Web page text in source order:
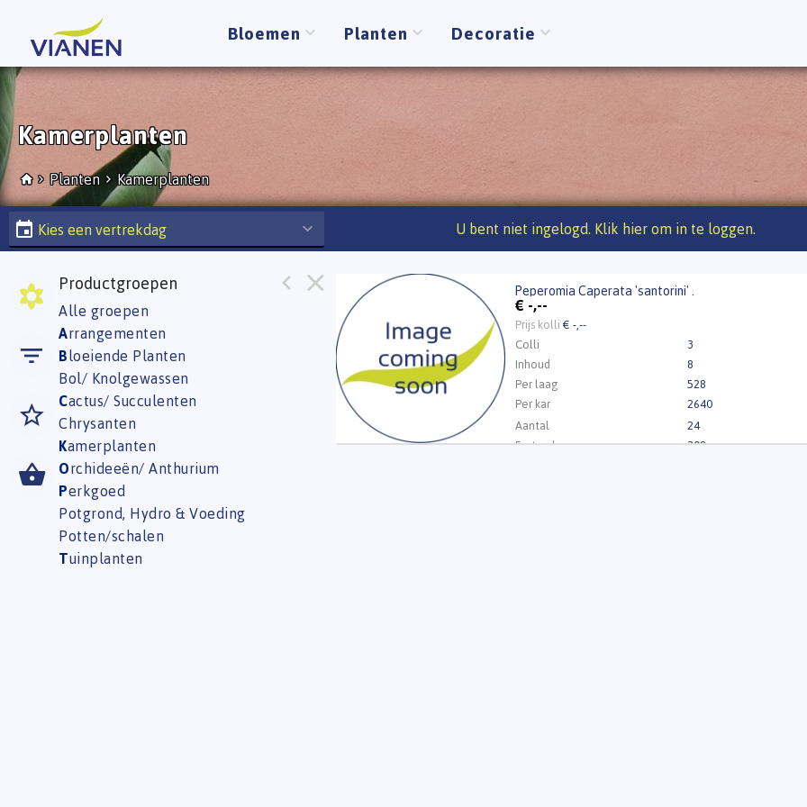
Bloemen Planten Decoratie
Kamerplanten
Planten Kamerplanten
Kies een vertrekdag U bent niet ingelogd. Klik hier om in te loggen.
Productgroepen
Alle groepen
Arrangementen
Bloeiende Planten
Bol/ Knolgewassen
Cactus/ Succulenten
Chrysanten
Kamerplanten
Orchideeën/ Anthurium
Perkgoed
Potgrond, Hydro & Voeding
Potten/schalen
Tuinplanten
Peperomia Caperata 'santorini' .
€ -,--
Prijs kolli€ -,--
Colli
3
Inhoud
8
Per laag
528
Per kar
2640
Aantal
24
Fustcode
308
Peperomia Caperata 'santorini' .
Eerst Inloggen a.u.b. Klik hier om in te loggen.